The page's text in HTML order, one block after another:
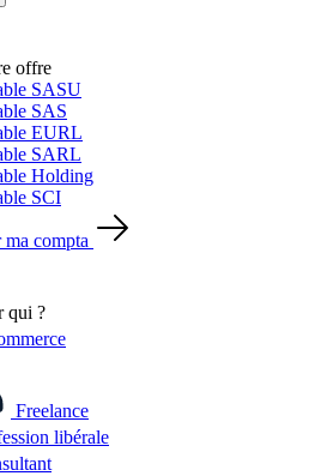
offre
SASU
SAS
EURL
SARL
Holding
SCI
compta
qui ?
Freelance
libérale